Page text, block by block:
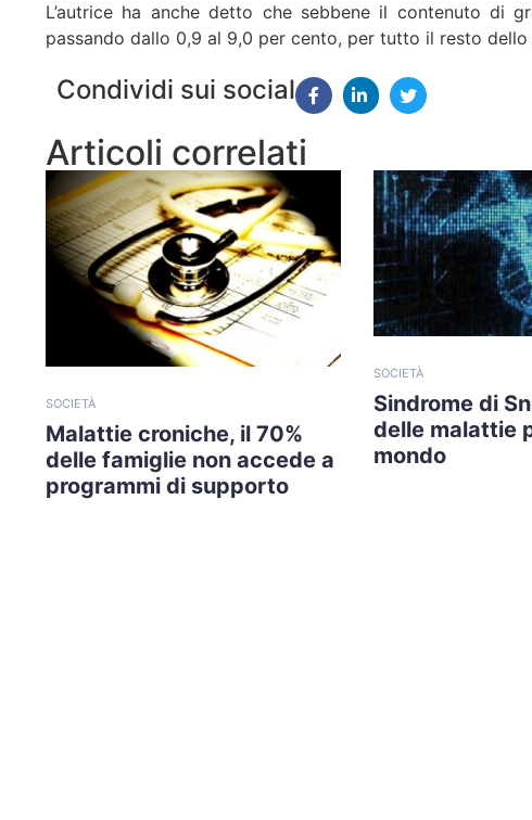
L’autrice ha anche detto che sebbene il contenuto di
passando dallo 0,9 al 9,0 per cento, per tutto il resto
Condividi sui social
Articoli correlati
SOCIETÀ
Malattie croniche, il 70%
delle famiglie non accede a
programmi di supporto
SOCIETÀ
Sindrome di
delle malattie
mondo